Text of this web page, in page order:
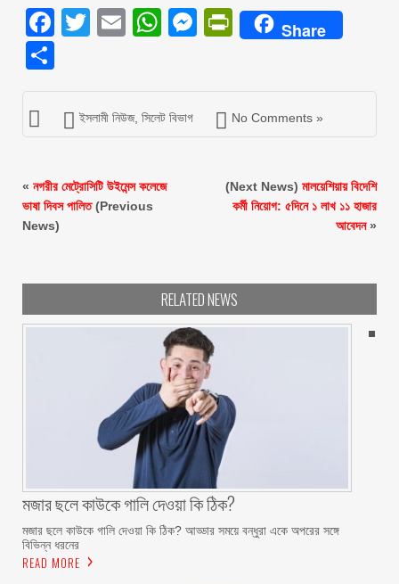
Facebook
Twitter
EmailWhatsApp
Messenger
PrintFriendly
Share
ইসলামী নিউজ, সিলেট বিভাগ No Comments »
« নগরীর মেট্রোসিটি উইমেন্স কলেজে
ভাষা দিবস পালিত(Previous
News)
(Next News) মালয়েশিয়ায় বিদেশি
কর্মী নিয়োগ: ৫দিনে ১ লাখ ১১ হাজার
আবেদন»
RELATED NEWS
মজার ছলে কাউকে গালি দেওয়া কি ঠিক?
মজার ছলে কাউকে গালি দেওয়া কি ঠিক? আড্ডার সময়ে বন্ধুরা একে অপরের সঙ্গে
বিভিন্ন ধরনের
READ MORE